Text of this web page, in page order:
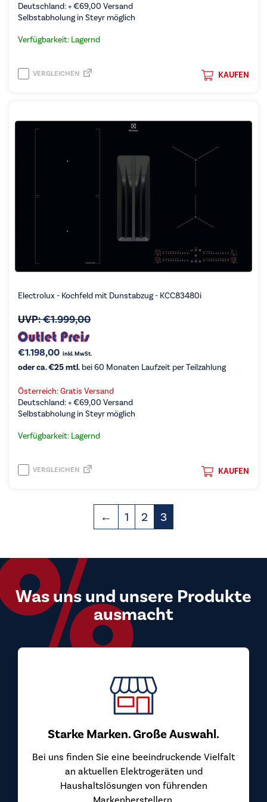
Deutschland: +€69,00 Versand
Selbstabholung in Steyr möglich
Verfügbarkeit: Lagernd
KAUFEN
VERGLEICHEN
Electrolux - Kochfeld mit Dunstabzug - KCC83480i
UVP:€1.999,00
€1.198,00 inkl. MwSt.
oder ca. €25 mtl. bei 60 Monaten Laufzeit per Teilzahlung
Österreich: Gratis Versand
Deutschland: +€69,00 Versand
Selbstabholung in Steyr möglich
Verfügbarkeit: Lagernd
KAUFEN
VERGLEICHEN
← 1 2 3
Was uns und unsere Produkte
ausmacht
Starke Marken. Große Auswahl.
Bei uns finden Sie eine beeindruckende Vielfalt
an aktuellen Elektrogeräten und
Haushaltslösungen von führenden
Markenherstellern.